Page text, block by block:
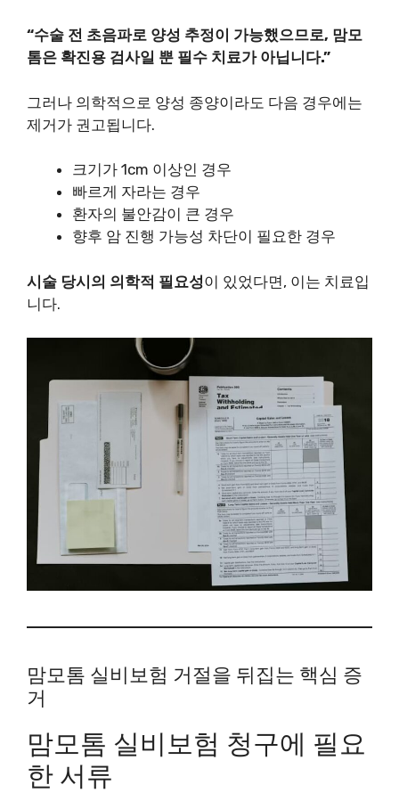
“수술 전 초음파로 양성 추정이 가능했으므로, 맘모
톰은 확진용 검사일 뿐 필수 치료가 아닙니다.”
그러나 의학적으로 양성 종양이라도 다음 경우에는
제거가 권고됩니다.
크기가 1cm 이상인 경우
빠르게 자라는 경우
환자의 불안감이 큰 경우
향후 암 진행 가능성 차단이 필요한 경우
시술 당시의 의학적 필요성이 있었다면, 이는 치료입
니다.
맘모톰 실비보험 거절을 뒤집는 핵심 증
거
맘모톰 실비보험 청구에 필요
한 서류